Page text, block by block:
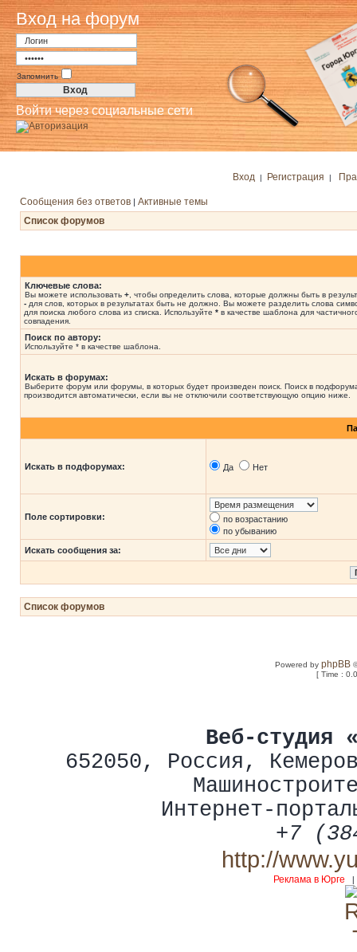
Вход на форум
Запомнить
Войти через социальные сети
Вход | Регистрация |
Сообщения без ответов | Активные темы
Список форумов
Ключевые слова:
Вы можете использовать + , чтобы определить слова, которые должны быть в
- для слов, которых в результатах быть не должно. Вы можете разделить слова
для поиска любого слова из списка. Используйте * в качестве шаблона для
совпадения.
Поиск по автору:
Используйте * в качестве шаблона.
Искать в форумах:
Выберите форум или форумы, в которых будет произведен поиск. Поиск в
производится автоматически, если вы не отключили соответствующую опцию ниже.
Искать в подфорумах: Да Нет
Поле сортировки:
по возрастанию
по убыванию
Искать сообщения за:
Список форумов
Powered byphpBB
[ Time :
Веб-студия
652050, Россия ,
Интернет-
+7
http://
Реклама в Юрге